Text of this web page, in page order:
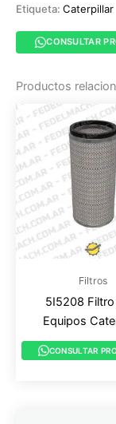
Etiqueta: Caterpillar
CONSULTAR
Productos
Filtros
5I5208 Filtro
Equipos
CONSULTAR